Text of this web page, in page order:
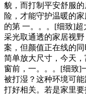
貌，而打制平安舒服
险，才能守护温暖的
的第 一。。。[细致]
采光取通透的家居视
案，但颜值正在线的
简单放大尺寸，今天
窗前，一。。。[细致]
被打湿？这种环境可
打好相关。若是家里